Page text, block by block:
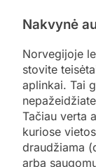
Nakvynė
Norvegijoje
stovite
aplinkai. Tai
Tačiau verta
kuriose
draudžiama
arba